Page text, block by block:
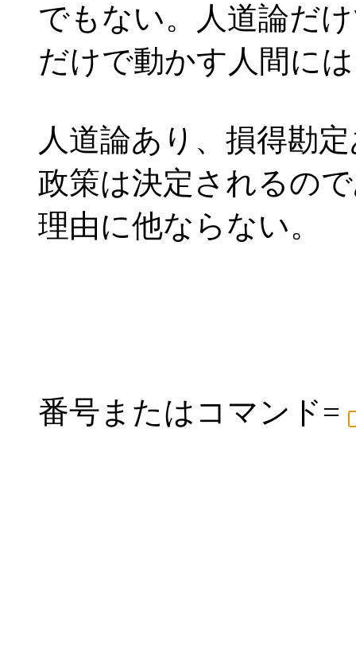
でもない。人道論だ
だけで動かす人間に
人道論あり、損得勘
政策は決定されるの
理由に他ならない。
番号またはコマンド=